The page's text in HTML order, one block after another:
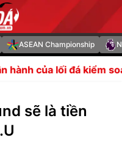
ASEAN Championship
soát bóng Tiki-taka
sẽ là tiền